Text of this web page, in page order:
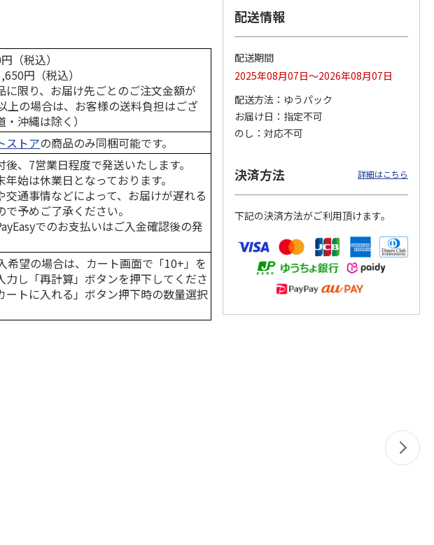
開発 ニオイ
専用 猫ト
チュラルグ
円
・税込)
無添加良品 カムカ
ムデンタルコーン
ぐるぐるボーン型 S
…
470円
(送料別・税込)
銀のスプーン パウ
チ 健康に育つ子ね
こ用 まぐろ・かつ
おに
120円
ローラルの香り
(送料別・税込)
えBOX とりささ…
(送料別・税込)
（税込）
円（税込）
に限り、お届け先ごとのご注文金額が
上の場合は、お客様の送料負担はござ
沖縄は除く）
ストアの商品のみ同梱可能です。
、7営業日程度で発送いたします。
始は休業日となっております。
通事情などによって、お届けが遅れる
予めご了承ください。
でのお支払いはご入金確認後の発
望の場合は、カート画面で「10+」を
力し「再計算」ボタンを押下してくださ
ートに入れる」ボタン押下時の数量選択
配送情報
配送期間
2025年08月07日～2026年08月07日
配送方法
ゆうパック
お届け日
指定不可
のし
対応不可
決済方法 詳細はこちら
下記の決済方法がご利用頂けます。